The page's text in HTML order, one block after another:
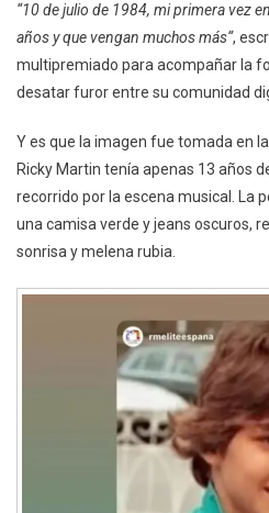
“10 de julio de 1984, mi primera vez
años y que vengan muchos más“,
multipremiado para acompañar la
desatar furor entre su comunidad
Y es que la imagen fue tomada en
Ricky Martin tenía apenas 13 años
recorrido por la escena musical. La
una camisa verde y jeans oscuros,
sonrisa y melena rubia.